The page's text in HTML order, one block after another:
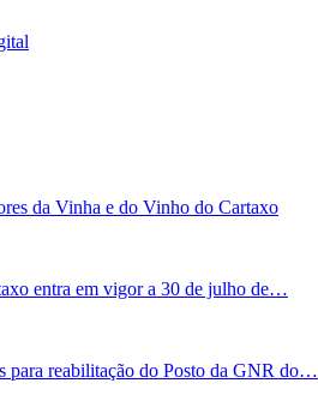
da Vinha e do Vinho do Cartaxo
entra em vigor a 30 de julho de…
para reabilitação do Posto da GNR do…